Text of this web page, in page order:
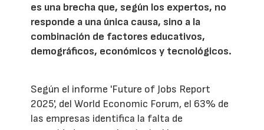
es una brecha que, según los expertos, no
responde a una única causa, sino a la
combinación de factores educativos,
demográficos, económicos y tecnológicos.
Según el informe 'Future of Jobs Report
2025', del World Economic Forum, el 63% de
las empresas identifica la falta de